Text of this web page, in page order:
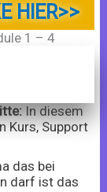
HIER>>
1 – 4
In diesem
Kurs, Support
das bei
darf ist das